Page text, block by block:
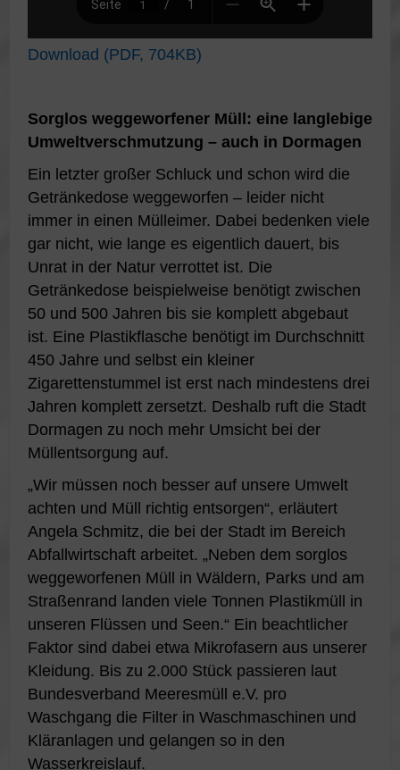
Download (PDF, 704KB)
Sorglos weggeworfener Müll: eine langlebige
Umweltverschmutzung – auch in Dormagen
Ein letzter großer Schluck und schon wird die
Getränkedose weggeworfen – leider nicht
immer in einen Mülleimer. Dabei bedenken viele
gar nicht, wie lange es eigentlich dauert, bis
Unrat in der Natur verrottet ist. Die
Getränkedose beispielweise benötigt zwischen
50 und 500 Jahren bis sie komplett abgebaut
ist. Eine Plastikflasche benötigt im Durchschnitt
450 Jahre und selbst ein kleiner
Zigarettenstummel ist erst nach mindestens drei
Jahren komplett zersetzt. Deshalb ruft die Stadt
Dormagen zu noch mehr Umsicht bei der
Müllentsorgung auf.
„Wir müssen noch besser auf unsere Umwelt
achten und Müll richtig entsorgen“, erläutert
Angela Schmitz, die bei der Stadt im Bereich
Abfallwirtschaft arbeitet. „Neben dem sorglos
weggeworfenen Müll in Wäldern, Parks und am
Straßenrand landen viele Tonnen Plastikmüll in
unseren Flüssen und Seen.“ Ein beachtlicher
Faktor sind dabei etwa Mikrofasern aus unserer
Kleidung. Bis zu 2.000 Stück passieren laut
Bundesverband Meeresmüll e.V. pro
Waschgang die Filter in Waschmaschinen und
Kläranlagen und gelangen so in den
Wasserkreislauf.